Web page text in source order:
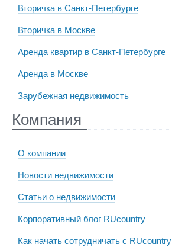
Вторичка в Санкт-Петербурге
Вторичка в Москве
Аренда квартир в Санкт-Петербурге
Аренда в Москве
Зарубежная недвижимость
Компания
О компании
Новости недвижимости
Статьи о недвижимости
Корпоративный блог RUcountry
Как начать сотрудничать с RUcountry